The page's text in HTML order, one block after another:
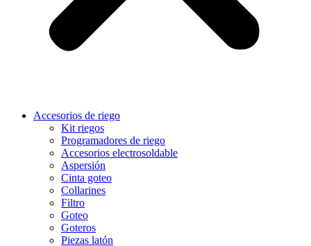
Accesorios de riego
Kit riegos
Programadores de riego
Accesorios electrosoldable
Aspersión
Cinta goteo
Collarines
Filtro
Goteo
Goteros
Piezas latón